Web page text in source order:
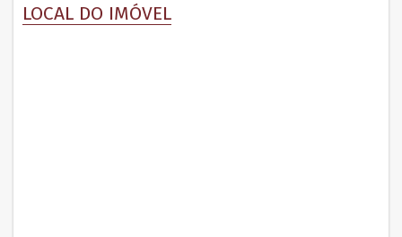
LOCAL DO IMÓVEL